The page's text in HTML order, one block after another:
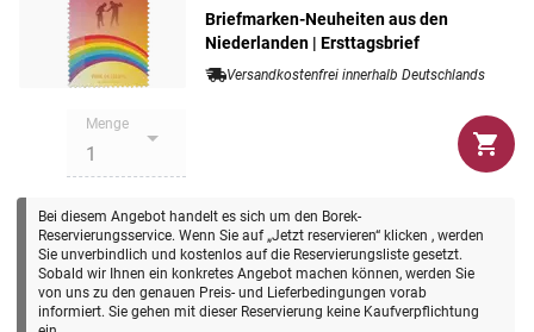
Briefmarken-Neuheiten aus den
Niederlanden | Ersttagsbrief
Versandkostenfrei innerhalb Deutschlands
Menge
Bei diesem Angebot handelt es sich um den Borek-
Reservierungsservice. Wenn Sie auf „Jetzt reservieren“ klicken , werden
Sie unverbindlich und kostenlos auf die Reservierungsliste gesetzt.
Sobald wir Ihnen ein konkretes Angebot machen können, werden Sie
von uns zu den genauen Preis- und Lieferbedingungen vorab
informiert. Sie gehen mit dieser Reservierung keine Kaufverpflichtung